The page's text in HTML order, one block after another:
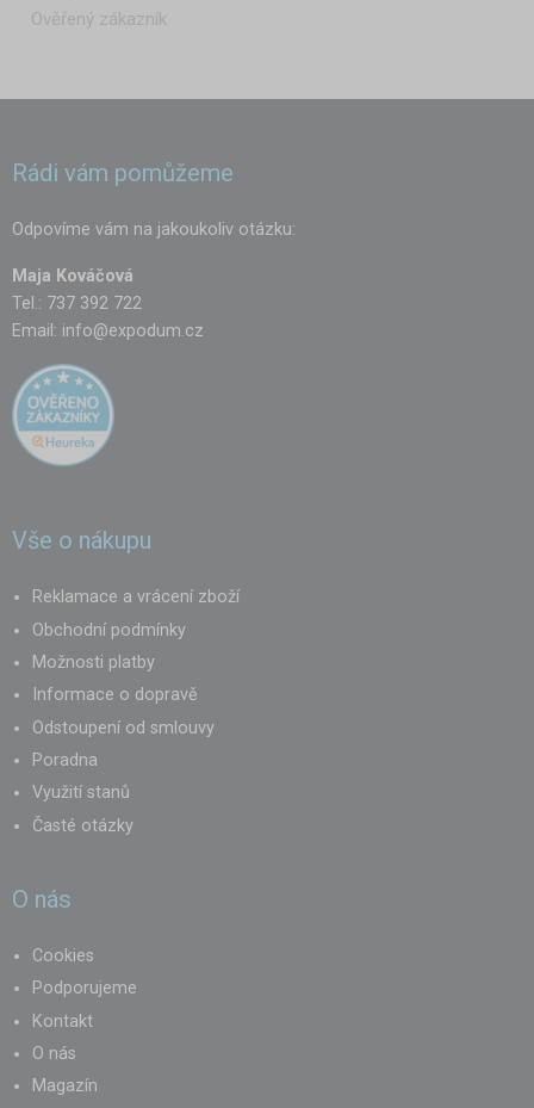
Ověřený zákazník
Rádi vám pomůžeme
Odpovíme vám na jakoukoliv otázku:
Maja Kováčová
Tel.: 737 392 722
Email: info@expodum.cz
Vše o nákupu
Reklamace a vrácení zboží
Obchodní podmínky
Možnosti platby
Informace o dopravě
Odstoupení od smlouvy
Poradna
Využití stanů
Časté otázky
O nás
Cookies
Podporujeme
Kontakt
O nás
Magazín